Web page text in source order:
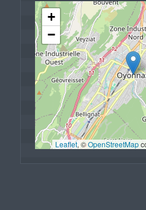
+
−
Leaflet, © OpenStreetMap